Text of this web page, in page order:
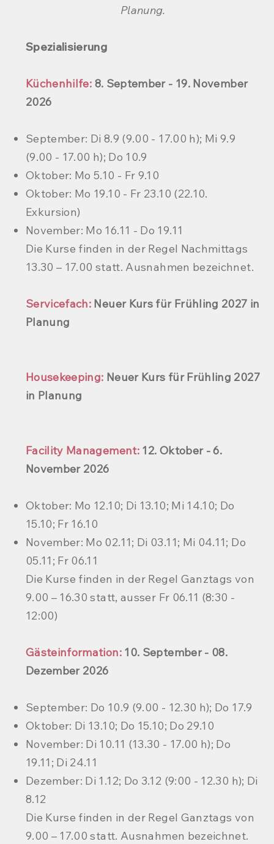
Planung.
Spezialisierung
Küchenhilfe: 8. September - 19. November
2026
September: Di 8.9 (9.00 - 17.00 h); Mi 9.9
(9.00 - 17.00 h); Do 10.9
Oktober: Mo 5.10 - Fr 9.10
Oktober: Mo 19.10 - Fr 23.10 (22.10.
Exkursion)
November: Mo 16.11 - Do 19.11
Die Kurse finden in der Regel Nachmittags
13.30 – 17.00 statt. Ausnahmen bezeichnet.​
Servicefach: Neuer Kurs für Frühling 2027 in
Planung
Housekeeping: Neuer Kurs für Frühling 2027
in Planung
Facility Management: 12. Oktober - 6.
November 2026
Oktober: Mo 12.10; Di 13.10; Mi 14.10; Do
15.10; Fr 16.10
November: Mo 02.11; Di 03.11; Mi 04.11; Do
05.11; Fr 06.11​
Die Kurse finden in der Regel Ganztags von
9.00 – 16.30 statt, ausser Fr 06.11​ (8:30 -
12:00)
Gästeinformation: 10. September - 08.
Dezember 2026
September: Do 10.9 (9.00 - 12.30 h); Do 17.9
Oktober: Di 13.10; Do 15.10; Do 29.10
November: Di 10.11 (13.30 - 17.00 h); Do
19.11; Di 24.11
Dezember: Di 1.12; Do 3.12 (9:00 - 12.30 h); Di
8.12
Die Kurse finden in der Regel Ganztags von
9.00 – 17.00 statt. Ausnahmen bezeichnet.​